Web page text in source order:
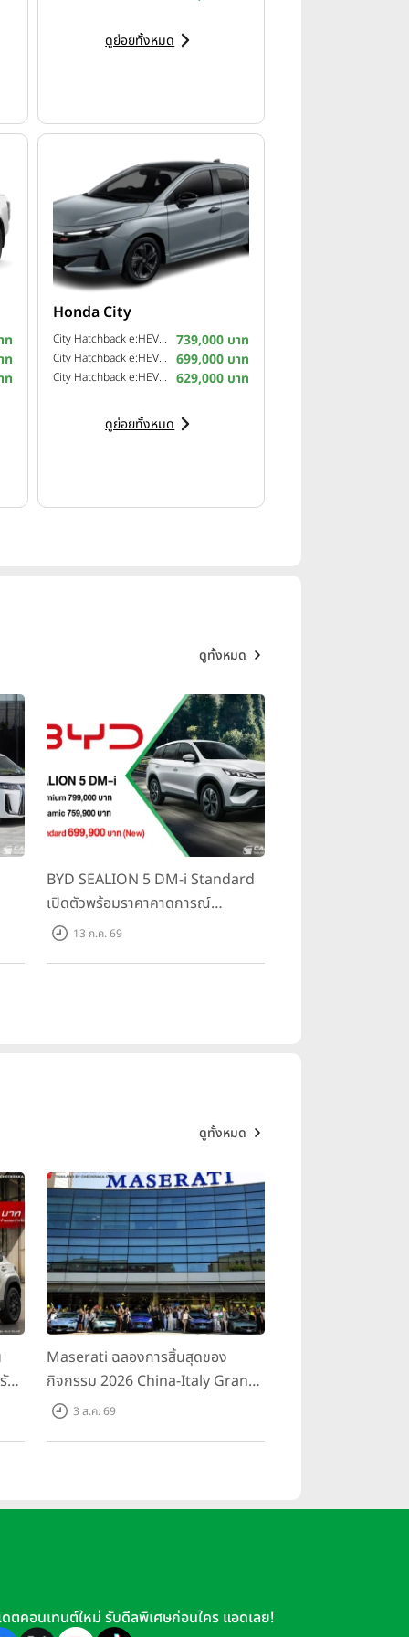
EV อาทิ ZEEKR 009, BMW i5
ท้อนความนิยมของรถยนต์ไฟฟ้า
คัน พร้อมเตรียมเร่งสปีดการ
ดูย่อยทั้งหมด
ท
ท
ท
Honda City
City Hatchback e:HEV RS ปี 2026 739,000 บาท
City Hatchback e:HEV SV ปี 2026 699,000 บาท
City Hatchback e:HEV V ปี 2026 629,000 บาท
ดูย่อยทั้งหมด
ดูทั้งหมด
BYD SEALION 5 DM-i Standard
เปิดตัวพร้อมราคาคาดการณ์
699,900 บาท รุ่นย่อยล่าสุดที่มีระยะ
13 ก.ค. 69
ดูทั้งหมด
บ
Maserati ฉลองการสิ้นสุดของ
กิจกรรม 2026 China-Italy Grand
Tour ณ สำนักงานใหญ่ เมืองโมเดนา
3 ส.ค. 69
ดตคอนเทนต์ใหม่ รับดีลพิเศษก่อนใคร แอดเลย!